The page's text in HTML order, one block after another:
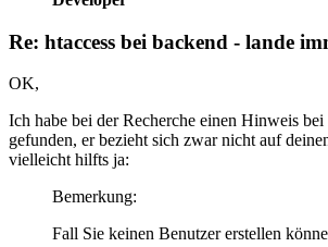
Re: htaccess bei backend - lande
OK,
Ich habe bei der Recherche einen Hinweis bei
gefunden, er bezieht sich zwar nicht auf
vielleicht hilfts ja:
Bemerkung:
Fall Sie keinen Benutzer erstellen